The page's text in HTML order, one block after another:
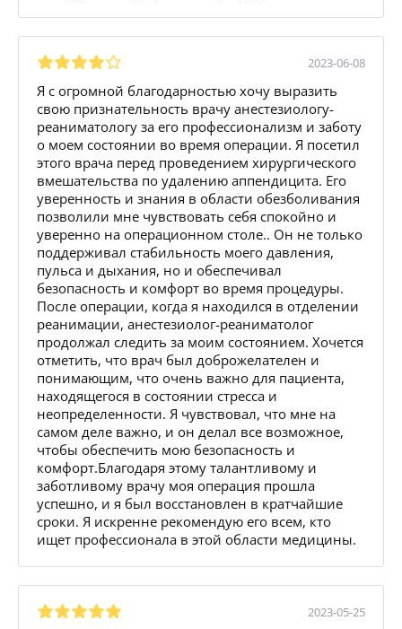
2023-06-08
Я с огромной благодарностью хочу выразить
свою признательность врачу анестезиологу-
реаниматологу за его профессионализм и заботу
о моем состоянии во время операции. Я посетил
этого врача перед проведением хирургического
вмешательства по удалению аппендицита. Его
уверенность и знания в области обезболивания
позволили мне чувствовать себя спокойно и
уверенно на операционном столе.. Он не только
поддерживал стабильность моего давления,
пульса и дыхания, но и обеспечивал
безопасность и комфорт во время процедуры.
После операции, когда я находился в отделении
реанимации, анестезиолог-реаниматолог
продолжал следить за моим состоянием. Хочется
отметить, что врач был доброжелателен и
понимающим, что очень важно для пациента,
находящегося в состоянии стресса и
неопределенности. Я чувствовал, что мне на
самом деле важно, и он делал все возможное,
чтобы обеспечить мою безопасность и
комфорт.Благодаря этому талантливому и
заботливому врачу моя операция прошла
успешно, и я был восстановлен в кратчайшие
сроки. Я искренне рекомендую его всем, кто
ищет профессионала в этой области медицины.
2023-05-25